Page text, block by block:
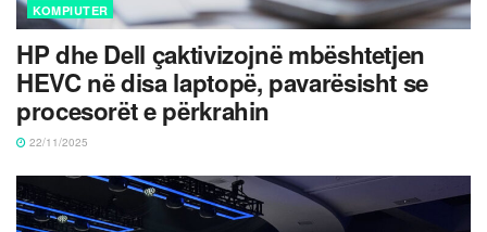
KOMPIUTER
HP dhe Dell çaktivizojnë mbështetjen
HEVC në disa laptopë, pavarësisht se
procesorët e përkrahin
22/11/2025